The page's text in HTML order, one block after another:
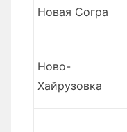
Новая Согра
Ново-
Хайрузовка